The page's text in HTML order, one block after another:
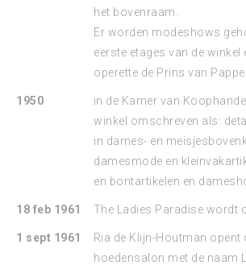
het bovenraam.
Er worden modeshows
eerste etages van de winkel
operette de Prins van
1950
in de Kamer van
winkel omschreven als:
in dames- en
damesmode en
en bontartikelen en
18 feb 1961 The Ladies Paradise wordt
1 sept 1961
Ria de Klijn-Houtman opent
hoedensalon met de naam